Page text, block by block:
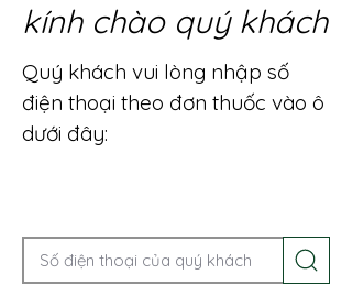
kính chào quý khách
Quý khách vui lòng nhập số
điện thoại theo đơn thuốc vào ô
dưới đây: